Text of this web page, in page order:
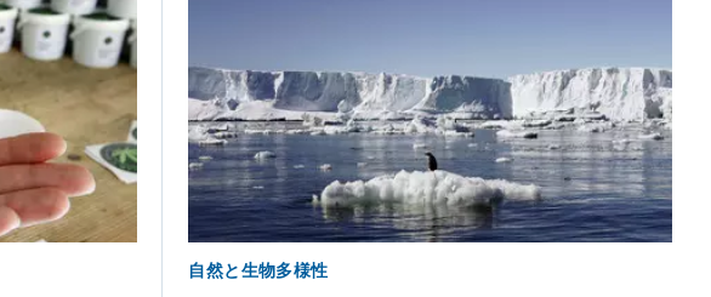
自然と生物多様性